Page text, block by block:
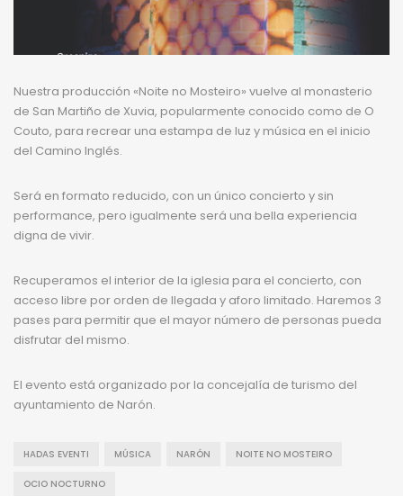
Nuestra producción «Noite no Mosteiro» vuelve al monasterio
de San Martiño de Xuvia, popularmente conocido como de O
Couto, para recrear una estampa de luz y música en el inicio
del Camino Inglés.
Será en formato reducido, con un único concierto y sin
performance, pero igualmente será una bella experiencia
digna de vivir.
Recuperamos el interior de la iglesia para el concierto, con
acceso libre por orden de llegada y aforo limitado. Haremos 3
pases para permitir que el mayor número de personas pueda
disfrutar del mismo.
El evento está organizado por la concejalía de turismo del
ayuntamiento de Narón.
HADAS EVENTI MÚSICA NARÓN NOITE NO MOSTEIRO
OCIO NOCTURNO